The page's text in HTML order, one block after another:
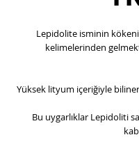
Lepidolite isminin
kelimelerinden
Yüksek lityum içeriğiyle
Bu uygarlıklar Lepidoliti